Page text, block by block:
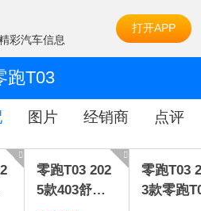
彩汽车信息
打开APP
跑T03
图片 经销商 点评
零跑T03 202
5款403舒享
零跑T03
3款零跑